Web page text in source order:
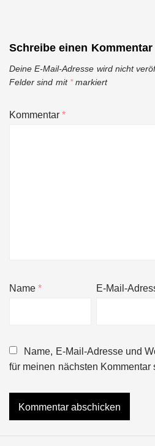
Schreibe einen Kommentar
Deine E-Mail-Adresse wird nicht
Felder sind mit *markiert
Kommentar*
Name* E-Mail-
Name, E-Mail-Adresse und
für meinen nächsten Kommentar